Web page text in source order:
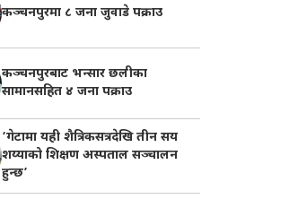
कञ्चनपुरमा ८ जना जुवाडे पक्राउ
कञ्चनपुरबाट भन्सार छलीका
सामानसहित ४ जना पक्राउ
‘गेटामा यही शैत्रिकसत्रदेखि तीन सय
शय्याको शिक्षण अस्पताल सञ्चालन
हुन्छ’